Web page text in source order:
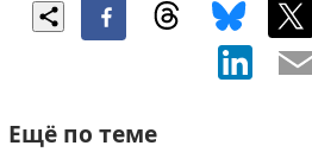
Ещё по теме